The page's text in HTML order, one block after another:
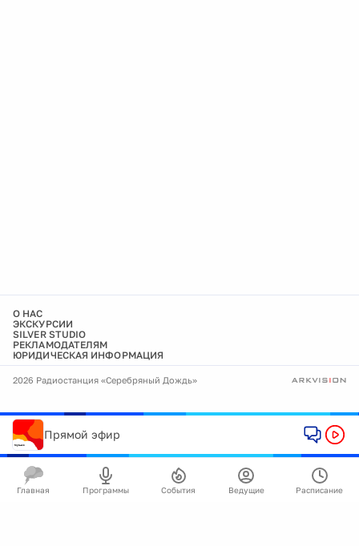
О НАС
ЭКСКУРСИИ
SILVER STUDIO
РЕКЛАМОДАТЕЛЯМ
ЮРИДИЧЕСКАЯ ИНФОРМАЦИЯ
2026 Радиостанция «Серебряный Дождь»
Прямой эфир
Главная Программы События Ведущие Расписание